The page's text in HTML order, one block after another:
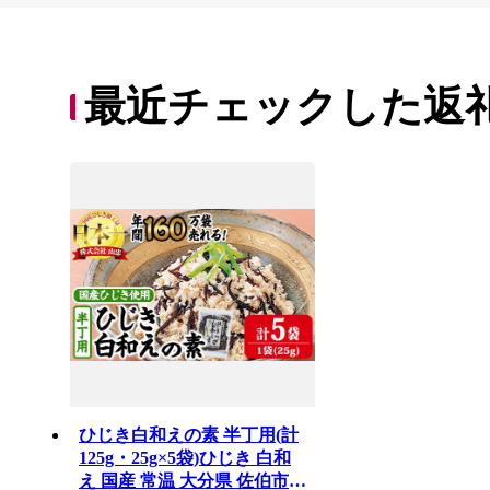
最近チェックした返
ひじき白和えの素 半丁用(計
125g・25g×5袋)ひじき 白和
え 国産 常温 大分県 佐伯市